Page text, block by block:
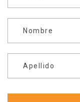
Nombre
Apellido